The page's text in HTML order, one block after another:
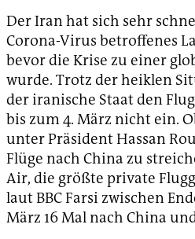
Der Iran hat sich sehr
Corona-Virus betroffenes
bevor die Krise zu einer
wurde. Trotz der heiklen
der iranische Staat den
bis zum 4. März nicht ein.
unter Präsident Hassan
Flüge nach China zu
Air, die größte private
laut BBC Farsi zwischen
März 16 Mal nach China